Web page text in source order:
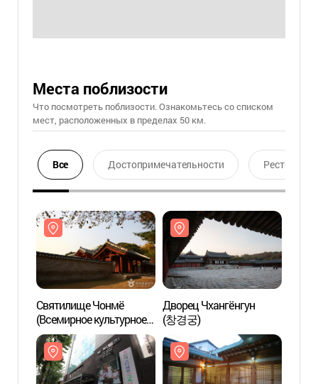
Места поблизости
Что посмотреть поблизости. Ознакомьтесь со списком
мест, расположенных в пределах 50 км.
Все Достопримечательности Ресторан
Святилище Чонмё
(Всемирное культурное
наследие ЮНЕСКО) (종묘
[유네스코 세계문화유산])
Дворец Чхангёнгун
(창경궁)